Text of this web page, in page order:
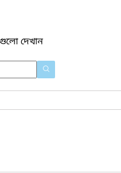
দেখান